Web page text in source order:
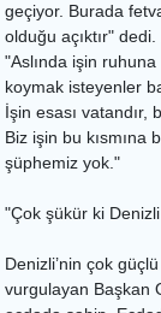
geçiyor. Burada
olduğu açıktır"
"Aslında işin
koymak isteyenler
İşin esası vatandır,
Biz işin bu kısmına
şüphemiz yok."
"Çok şükür ki
Denizli’nin çok
vurgulayan Başkan